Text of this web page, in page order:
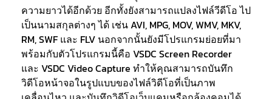
ความยาวได้อีกด้วย อีกทั้งยังสามารถแปลงไฟล์วีดีโอ ไป
เป็นนามสกุลต่างๆ ได้ เช่น AVI, MPG, MOV, WMV, MKV,
RM, SWF และ FLV นอกจากนั้นยังมีโปรแกรมย่อยที่มา
พร้อมกับตัวโปรแกรมนี้คือ VSDC Screen Recorder
และ VSDC Video Capture ทำให้คุณสามารถบันทึก
วิดีโอหน้าจอในรูปแบบของไฟล์วิดีโอที่เป็นภาพ